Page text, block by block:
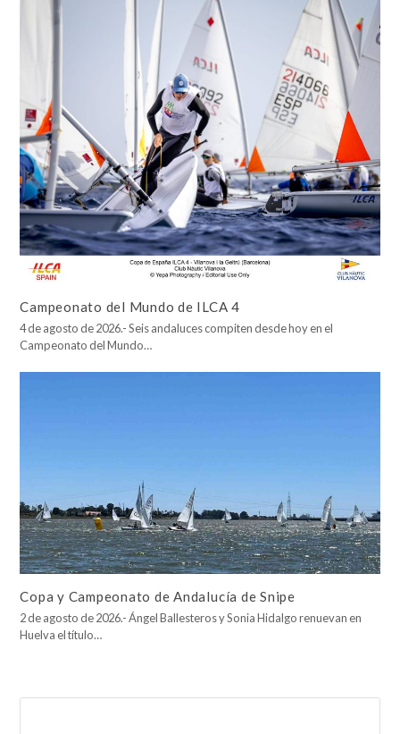
Campeonato del Mundo de ILCA 4
4 de agosto de 2026.- Seis andaluces compiten desde hoy en el
Campeonato del Mundo…
Copa y Campeonato de Andalucía de Snipe
2 de agosto de 2026.- Ángel Ballesteros y Sonia Hidalgo renuevan en
Huelva el título…